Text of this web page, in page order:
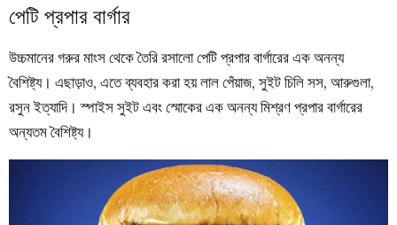
পেটি প্রপার বার্গার
উচ্চমানের গরুর মাংস থেকে তৈরি রসালো পেটি প্রপার বার্গারের এক অনন্য
বৈশিষ্ট্য। এছাড়াও, এতে ব্যবহার করা হয় লাল পেঁয়াজ, সুইট চিলি সস, আরুগুলা,
রসুন ইত্যাদি। স্পাইস সুইট এবং স্মোকের এক অনন্য মিশ্রণ প্রপার বার্গারের
অন্যতম বৈশিষ্ট্য।